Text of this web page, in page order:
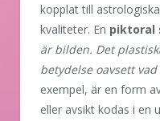
kopplat till
kvaliteter. En piktoral
är bilden. Det
betydelse oavsett
exempel, är en form
eller avsikt kodas i en